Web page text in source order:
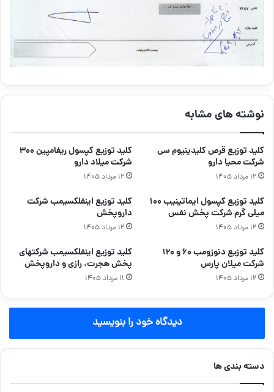
نوشته های مشابه
کلید توزیع قرص کلیدینیوم سی
شرکت محیا دارو
۱۲ مرداد ۱۴۰۵
کلید توزیع کپسول ریفامپین ۳۰۰
شرکت میلاد دارو
۱۲ مرداد ۱۴۰۵
کلید توزیع کپسول ایماتینیب ۱۰۰
میلی گرم شرکت پخش نفس
۱۲ مرداد ۱۴۰۵
کلید توزیع اینفلکسیمب شرکت
داروپخش
۱۲ مرداد ۱۴۰۵
کلید توزیع دنوزومب ۶۰ و ۱۲۰
شرکت میلان پارس
۱۲ مرداد ۱۴۰۵
کلید توزیع اینفلکسیمب شرکتهای
پخش هجرت، رازی و داروپخش
۱۱ مرداد ۱۴۰۵
دیدگاه خود را بنویسید
دسته بندی ها